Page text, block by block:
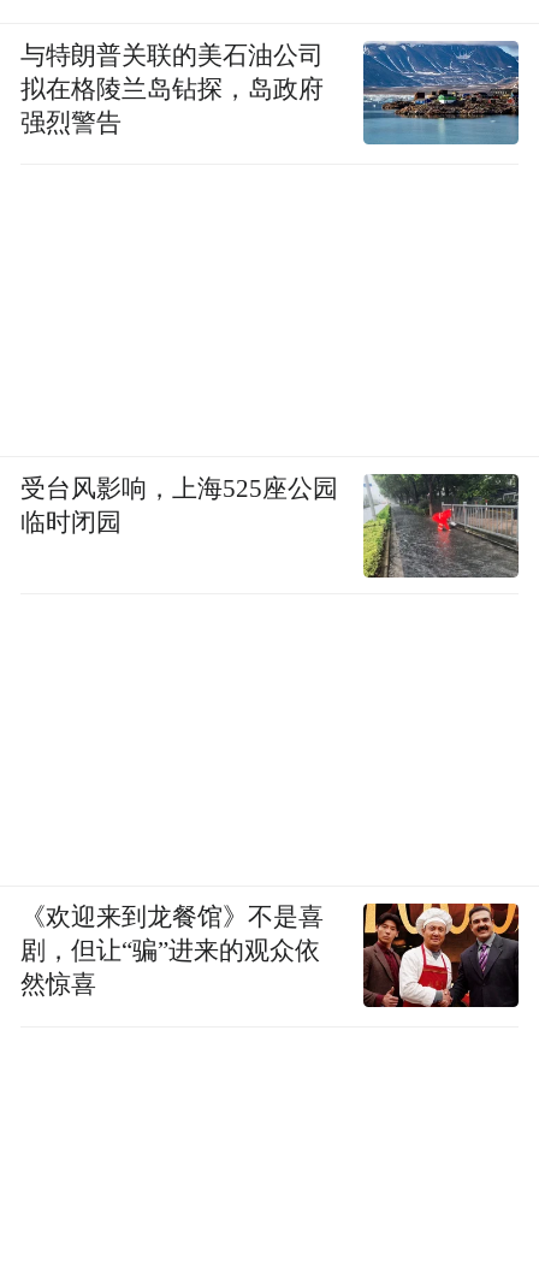
与特朗普关联的美石油公司
拟在格陵兰岛钻探，岛政府
强烈警告
受台风影响，上海525座公园
临时闭园
《欢迎来到龙餐馆》不是喜
剧，但让“骗”进来的观众依
然惊喜